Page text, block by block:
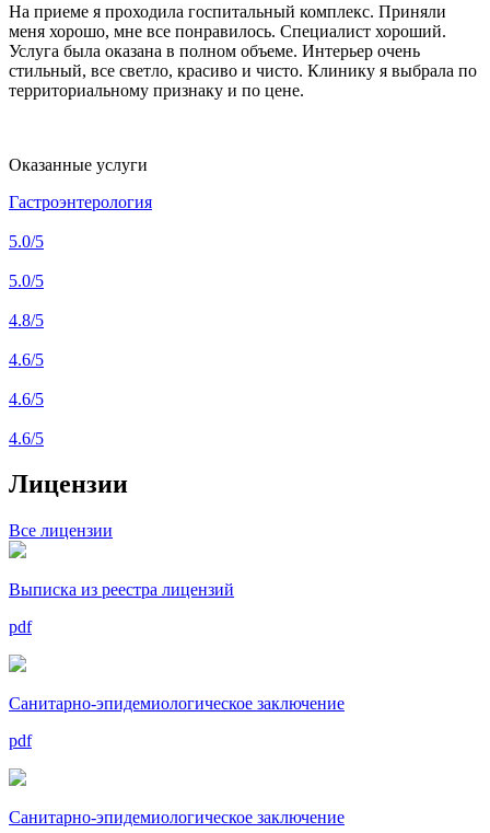
На приеме я проходила госпитальный комплекс. Приняли
меня хорошо, мне все понравилось. Специалист хороший.
Услуга была оказана в полном объеме. Интерьер очень
стильный, все светло, красиво и чисто. Клинику я выбрала по
территориальному признаку и по цене.
Оказанные услуги
Гастроэнтерология
5.0/5
5.0/5
4.8/5
4.6/5
4.6/5
4.6/5
Лицензии
Все лицензии
Выписка из реестра лицензий
pdf
Санитарно-эпидемиологическое заключение
pdf
Санитарно-эпидемиологическое заключение